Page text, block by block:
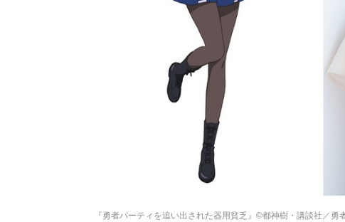
『勇者パーティを追い出された器用貧乏』©都神樹・講談社／